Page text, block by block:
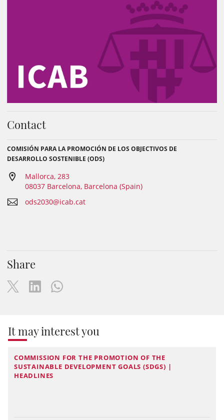
Contact
COMISIÓN PARA LA PROMOCIÓN DE LOS OBJECTIVOS DE
DESARROLLO SOSTENIBLE (ODS)
Mallorca, 283
08037 Barcelona, Barcelona (Spain)
ods2030@icab.cat
Share
It may interest you
COMMISSION FOR THE PROMOTION OF THE
SUSTAINABLE DEVELOPMENT GOALS (SDGS) |
HEADLINES